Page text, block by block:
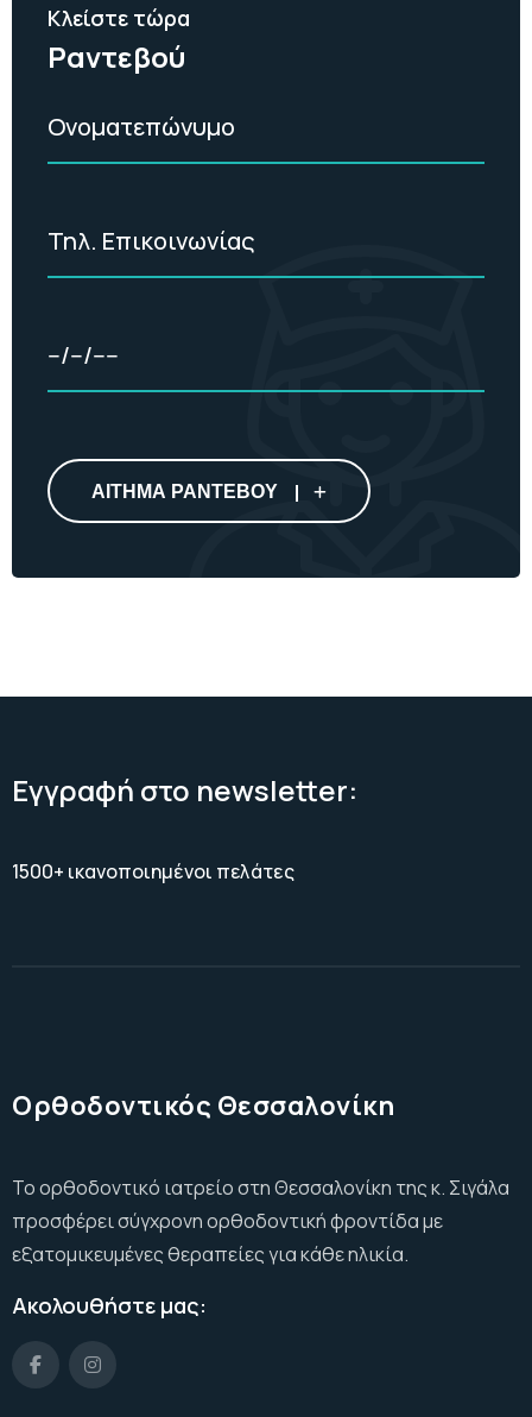
Κλείστε τώρα
Ραντεβού
ΑΙΤΗΜΑ ΡΑΝΤΕΒΟΥ
Εγγραφή στο newsletter:
1500+ ικανοποιημένοι πελάτες
Ορθοδοντικός Θεσσαλονίκη
Το ορθοδοντικό ιατρείο στη Θεσσαλονίκη της κ. Σιγάλα
προσφέρει σύγχρονη ορθοδοντική φροντίδα με
εξατομικευμένες θεραπείες για κάθε ηλικία.
Ακολουθήστε μας: